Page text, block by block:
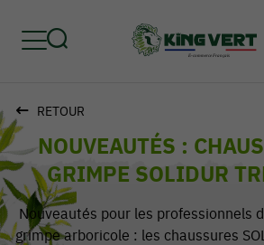
RETOUR
NOUVEAUTÉS :
GRIMPE SOLIDUR
Nouveautés pour les professionnels
grimpe arboricole : les chaussures